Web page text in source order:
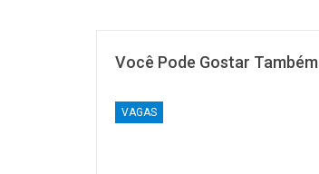
Você Pode Gostar Também
VAGAS